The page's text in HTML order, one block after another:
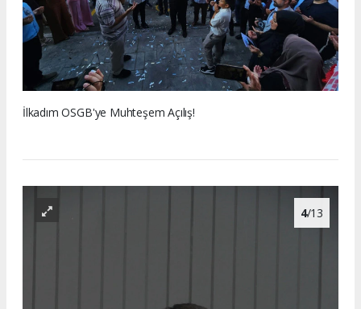
İlkadım OSGB'ye Muhteşem Açılış!
4/13